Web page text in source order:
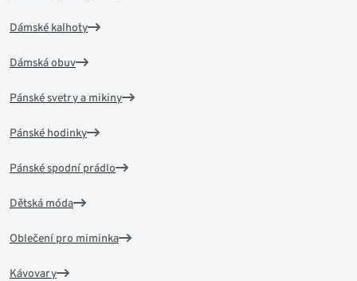
Dámské kalhoty
Dámská obuv
Pánské svetry a mikiny
Pánské hodinky
Pánské spodní prádlo
Dětská móda
Oblečení pro miminka
Kávovary